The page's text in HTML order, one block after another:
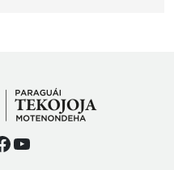
YouTube